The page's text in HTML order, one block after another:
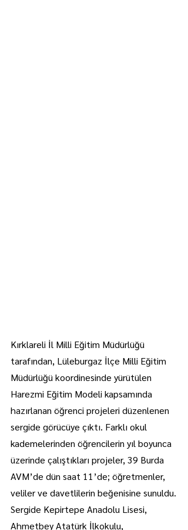
Kırklareli İl Milli Eğitim Müdürlüğü
tarafından, Lüleburgaz İlçe Milli Eğitim
Müdürlüğü koordinesinde yürütülen
Harezmi Eğitim Modeli kapsamında
hazırlanan öğrenci projeleri düzenlenen
sergide görücüye çıktı. Farklı okul
kademelerinden öğrencilerin yıl boyunca
üzerinde çalıştıkları projeler, 39 Burda
AVM’de dün saat 11’de; öğretmenler,
veliler ve davetlilerin beğenisine sunuldu.
Sergide Kepirtepe Anadolu Lisesi,
Ahmetbey Atatürk İlkokulu,